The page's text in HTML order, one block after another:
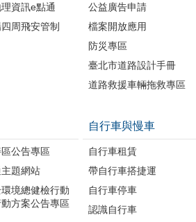
資訊e點通
周飛安管制
公益廣告申請
檔案開放應用
防災專區
臺北市道路設計手冊
道路救援車輛拖救專區
公告專區
題網站
境總健檢行動
方案公告專區
自行車與慢車
自行車租賃
帶自行車搭捷運
自行車停車
認識自行車